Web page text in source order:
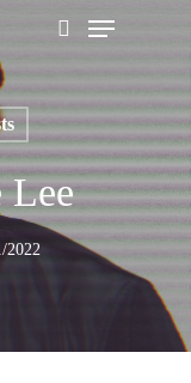
Menu
Lee
2022